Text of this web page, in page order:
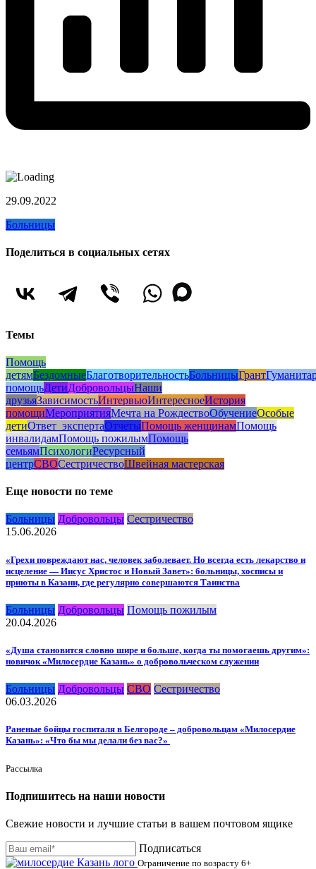
29.09.2022
Больницы
Поделиться в социальных сетях
Темы
Помощь
детямБездомныеБлаготворительностьБольницыГрант
помощьДетиДобровольцыНаши
друзьяЗависимостьИнтервьюИнтересноеИстория
помощиМероприятияМечта на РождествоОбучениеОсобые
детиОтвет_экспертаОтчетыПомощь женщинамПомощь
инвалидамПомощь пожилымПомощь
семьямПсихологиРесурсный
центрСВОСестричествоШвейная мастерская
Еще новости по теме
Больницы Добровольцы Сестричество
15.06.2026
«Грехи повреждают нас, человек заболевает. Но всегда есть лекарство и
исцеление — Иисус Христос и Новый Завет»: больницы, хосписы и
приюты в Казани, где регулярно совершаются Таинства
Больницы Добровольцы Помощь пожилым
20.04.2026
«Душа становится словно шире и больше, когда ты помогаешь другим»:
новичок «Милосердие Казань» о добровольческом служении
Больницы Добровольцы СВО Сестричество
06.03.2026
Раненые бойцы госпиталя в Белгороде – добровольцам «Милосердие
Казань»: «Что бы мы делали без вас?»
Рассылка
Подпишитесь на наши новости
Свежие новости и лучшие статьи в вашем почтовом ящике
Подписаться
Ограничение по возрасту 6+